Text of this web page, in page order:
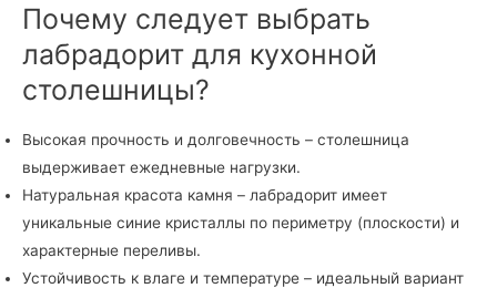
Почему следует выбрать
лабрадорит для кухонной
столешницы?
Высокая прочность и долговечность – столешница
выдерживает ежедневные нагрузки.
Натуральная красота камня – лабрадорит имеет
уникальные синие кристаллы по периметру (плоскости) и
характерные переливы.
Устойчивость к влаге и температуре – идеальный вариант